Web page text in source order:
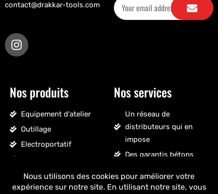
contact@drakkar-tools.com
Nos produits
Equipement d'atelier
Outillage
Electroportatif
Accessoires véhicules
Nettoyage, droguerie
Nos services
Un réseau de
distributeurs qui en
impose
Des garantis bétons
Un stock massif